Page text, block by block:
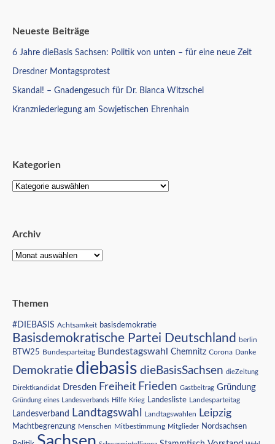
Neueste Beiträge
6 Jahre dieBasis Sachsen: Politik von unten – für eine neue Zeit
Dresdner Montagsprotest
Skandal! – Gnadengesuch für Dr. Bianca Witzschel
Kranzniederlegung am Sowjetischen Ehrenhain
Kategorien
Archiv
Themen
#DIEBASIS Achtsamkeit basisdemokratie
Basisdemokratische Partei Deutschland berlin
BTW25 Bundesparteitag Bundestagswahl Chemnitz Corona Danke
Demokratie diebasis dieBasisSachsen dieZeitung
Direktkandidat Dresden Freiheit Frieden Gastbeitrag Gründung
Gründung eines Landesverbands Hilfe Krieg Landesliste Landesparteitag
Landesverband Landtagswahl Landtagswahlen Leipzig
Machtbegrenzung Menschen Mitbestimmung Mitglieder Nordsachsen